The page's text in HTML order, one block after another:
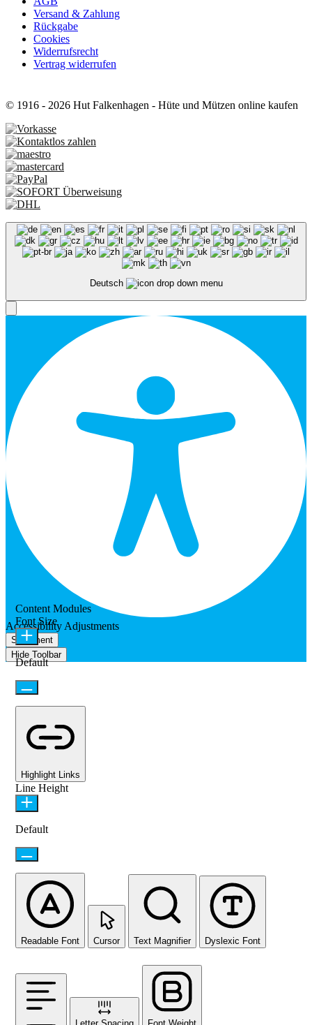
Versand & Zahlung
Rückgabe
Cookies
Widerrufsrecht
Vertrag widerrufen
© 1916 - 2026 Hut Falkenhagen - Hüte und Mützen online kaufen
Deutsch
Accessibility Adjustments
Statement
Hide Toolbar
Content Modules
Font Size
Default
Highlight Links
Line Height
Default
Readable Font Cursor Text Magnifier Dyslexic Font